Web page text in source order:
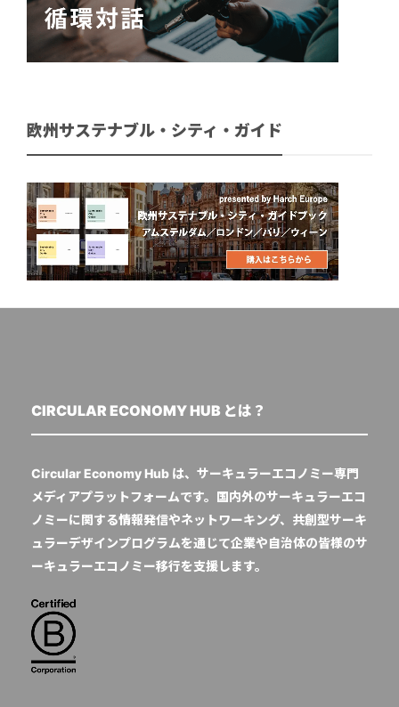
欧州サステナブル・シティ・ガイド
CIRCULAR ECONOMY HUB とは？
Circular Economy Hub は、サーキュラーエコノミー専門
メディアプラットフォームです。国内外のサーキュラーエコ
ノミーに関する情報発信やネットワーキング、共創型サーキ
ュラーデザインプログラムを通じて企業や自治体の皆様のサ
ーキュラーエコノミー移行を支援します。